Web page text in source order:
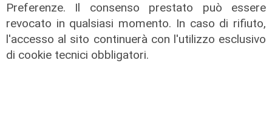
Preferenze. Il consenso prestato può essere
revocato in qualsiasi momento. In caso di rifiuto,
l'accesso al sito continuerà con l'utilizzo esclusivo
di cookie tecnici obbligatori.